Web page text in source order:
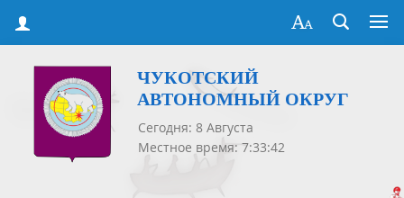
ЧУКОТСКИЙ
АВТОНОМНЫЙ ОКРУГ
Сегодня: 8 Августа
Местное время: 7:33:43